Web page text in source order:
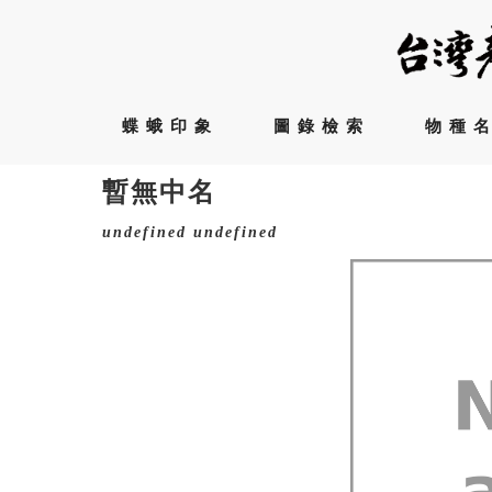
蝶蛾印象 圖錄檢索 物種
暫無中名
undefined undefined